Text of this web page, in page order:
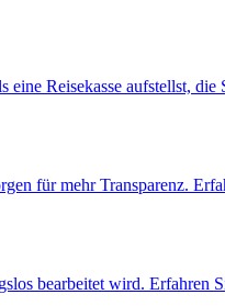
Reisekasse aufstellst, die
für mehr Transparenz.
bearbeitet wird. Erfahren